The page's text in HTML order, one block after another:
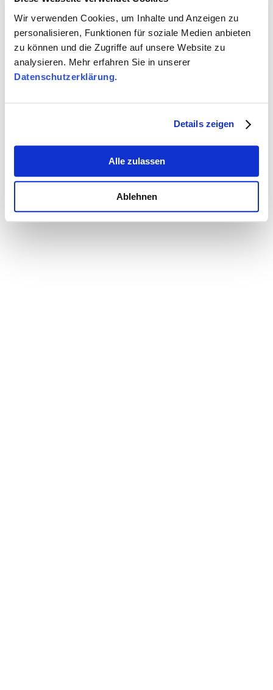
Wir verwenden Cookies, um Inhalte und Anzeigen zu
personalisieren, Funktionen für soziale Medien anbieten
zu können und die Zugriffe auf unsere Website zu
analysieren. Mehr erfahren Sie in unserer
Datenschutzerklärung.
Details zeigen
Alle zulassen
Ablehnen
Verwandte Artikel